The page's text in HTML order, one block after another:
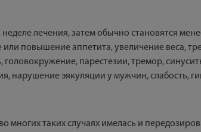
лечения, затем обычно становятся
повышение аппетита, увеличение веса,
парестезии, тремор,
нарушение эякуляции у мужчин, слабость,
таких случаях имелась и